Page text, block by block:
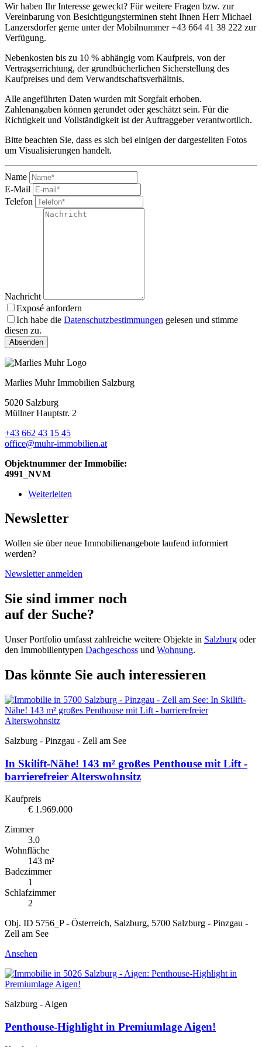
Wir haben Ihr Interesse geweckt? Für weitere Fragen bzw. zur
Vereinbarung von Besichtigungsterminen steht Ihnen Herr Michael
Lanzersdorfer gerne unter der Mobilnummer +43 664 41 38 222 zur
Verfügung.
Nebenkosten bis zu 10 % abhängig vom Kaufpreis, von der
Vertragserrichtung, der grundbücherlichen Sicherstellung des
Kaufpreises und dem Verwandtschaftsverhältnis.
Alle angeführten Daten wurden mit Sorgfalt erhoben.
Zahlenangaben können gerundet oder geschätzt sein. Für die
Richtigkeit und Vollständigkeit ist der Auftraggeber verantwortlich.
Bitte beachten Sie, dass es sich bei einigen der dargestellten Fotos
um Visualisierungen handelt.
Name
E-Mail
Telefon
Nachricht
Exposé anfordern
Ich habe die Datenschutzbestimmungen gelesen und stimme
diesen zu.
Absenden
Marlies Muhr Immobilien Salzburg
5020 Salzburg
Müllner Hauptstr. 2
+43 662 43 15 45
office@muhr-immobilien.at
Objektnummer der Immobilie:
4991_NVM
Weiterleiten
Newsletter
Wollen sie über neue Immobilienangebote laufend informiert
werden?
Newsletter anmelden
Sie sind immer noch
auf der Suche?
Unser Portfolio umfasst zahlreiche weitere Objekte in Salzburg oder
den Immobilientypen Dachgeschoss und Wohnung.
Das könnte Sie auch interessieren
Salzburg - Pinzgau - Zell am See
In Skilift-Nähe! 143 m² großes Penthouse mit Lift -
barrierefreier Alterswohnsitz
Kaufpreis
€ 1.969.000
Zimmer
3.0
Wohnfläche
143 m²
Badezimmer
1
Schlafzimmer
2
Obj. ID 5756_P - Österreich, Salzburg, 5700 Salzburg - Pinzgau -
Zell am See
Ansehen
Salzburg - Aigen
Penthouse-Highlight in Premiumlage Aigen!